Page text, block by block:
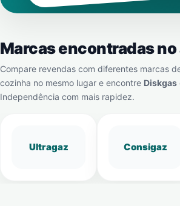
Marcas encontradas no
Compare revendas com diferentes marcas
cozinha no mesmo lugar e encontre Diskgas
Independência com mais rapidez.
Ultragaz Consigaz